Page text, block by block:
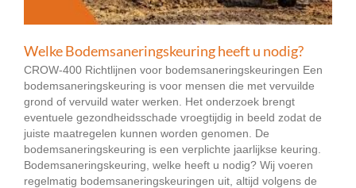
Welke Bodemsaneringskeuring heeft u nodig?
CROW-400 Richtlijnen voor bodemsaneringskeuringen Een
bodemsaneringskeuring is voor mensen die met vervuilde
grond of vervuild water werken. Het onderzoek brengt
eventuele gezondheidsschade vroegtijdig in beeld zodat de
juiste maatregelen kunnen worden genomen. De
bodemsaneringskeuring is een verplichte jaarlijkse keuring.
Bodemsaneringskeuring, welke heeft u nodig? Wij voeren
regelmatig bodemsaneringskeuringen uit, altijd volgens de